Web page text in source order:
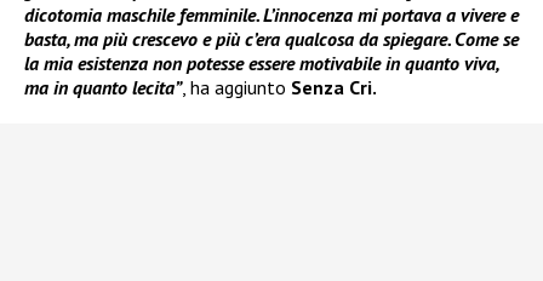
dicotomia maschile femminile. L’innocenza mi portava a vivere e
basta, ma più crescevo e più c’era qualcosa da spiegare. Come se
la mia esistenza non potesse essere motivabile in quanto viva,
ma in quanto lecita”, ha aggiunto Senza Cri.